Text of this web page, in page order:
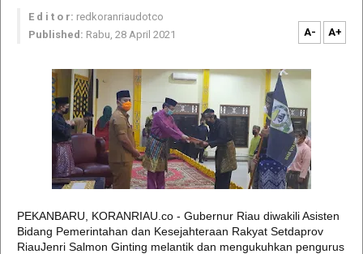
E d i t o r: redkoranriaudotco
Published: Rabu, 28 April 2021 A- A+
PEKANBARU, KORANRIAU.co - Gubernur Riau diwakili Asisten
Bidang Pemerintahan dan Kesejahteraan Rakyat Setdaprov
RiauJenri Salmon Ginting melantik dan mengukuhkan pengurus